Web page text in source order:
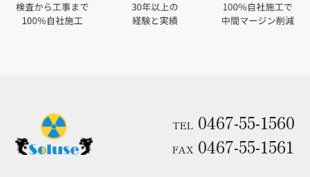
TEL 0467-55-1560
FAX 0467-55-1561